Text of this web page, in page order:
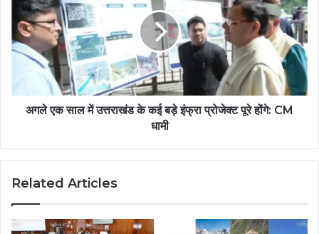
अगले एक साल में उत्तराखंड के कई बड़े इंफ्रा प्रोजेक्ट पूरे होंगे: CM
धामी
Related Articles